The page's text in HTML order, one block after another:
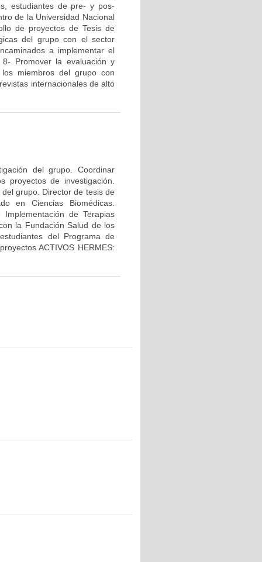
estudiantes de pre- y pos-
de la Universidad Nacional
de proyectos de Tesis de
del grupo con el sector
a implementar el
Promover la evaluación y
miembros del grupo con
internacionales de alto
del grupo. Coordinar
proyectos de investigación.
grupo. Director de tesis de
en Ciencias Biomédicas.
de Terapias
la Fundación Salud de los
del Programa de
ACTIVOS HERMES: